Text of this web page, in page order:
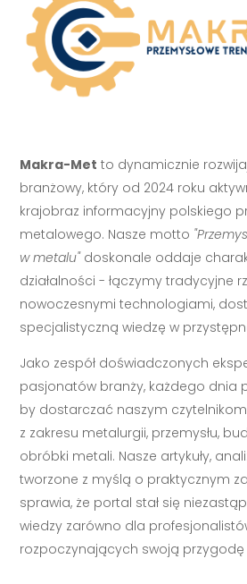
Makra-Met to dynamicznie
branżowy, który od 2024 roku
krajobraz informacyjny polskiego
metalowego. Nasze motto
w metalu"doskonale oddaje
działalności - łączymy tradycyjne
nowoczesnymi technologiami,
specjalistyczną wiedzę w
Jako zespół doświadczonych
pasjonatów branży, każdego dnia
by dostarczać naszym
z zakresu metalurgii, przemysłu,
obróbki metali. Nasze artykuły,
tworzone z myślą o praktycznym
sprawia, że portal stał się
wiedzy zarówno dla
rozpoczynających swoją przygodę